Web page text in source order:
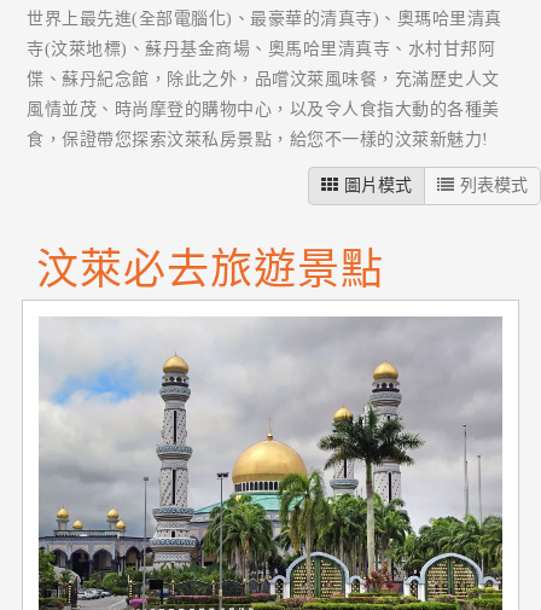
世界上最先進(全部電腦化)、最豪華的清真寺)、奧瑪哈里清真
寺(汶萊地標)、蘇丹基金商場、奧馬哈里清真寺、水村甘邦阿
偞、蘇丹紀念館，除此之外，品嚐汶萊風味餐，充滿歷史人文
風情並茂、時尚摩登的購物中心，以及令人食指大動的各種美
食，保證帶您探索汶萊私房景點，給您不一樣的汶萊新魅力!
圖片模式 列表模式
汶萊必去旅遊景點